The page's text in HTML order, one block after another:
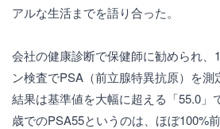
アルな生活までを語り合った。
会社の健康診断で保健師に勧められ、
ン検査でPSA（前立腺特異抗原）を測
結果は基準値を大幅に超える「55.0」
歳でのPSA55というのは、ほぼ100%